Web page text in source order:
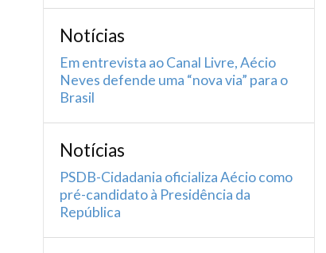
Notícias
Em entrevista ao Canal Livre, Aécio
Neves defende uma “nova via” para o
Brasil
Notícias
PSDB-Cidadania oficializa Aécio como
pré-candidato à Presidência da
República